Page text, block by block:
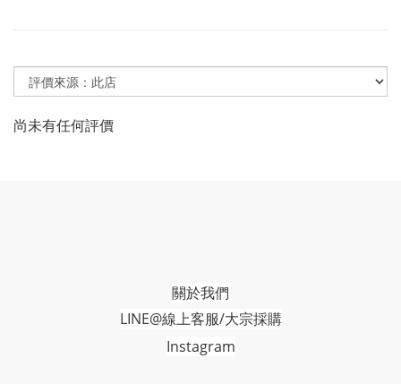
尚未有任何評價
關於我們
LINE@線上客服/大宗採購
Instagram